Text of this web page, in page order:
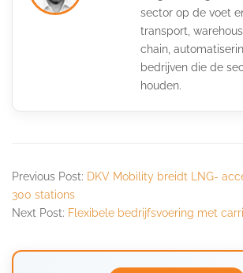
sector op de voet
transport,
chain,
bedrijven die de
houden.
Previous Post: DKV Mobility breidt LNG-
300 stations
Next Post: Flexibele bedrijfsvoering met